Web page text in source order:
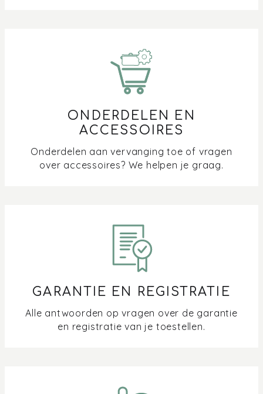
ONDERDELEN EN
ACCESSOIRES
Onderdelen aan vervanging toe of vragen
over accessoires? We helpen je graag.
GARANTIE EN REGISTRATIE
Alle antwoorden op vragen over de garantie
en registratie van je toestellen.